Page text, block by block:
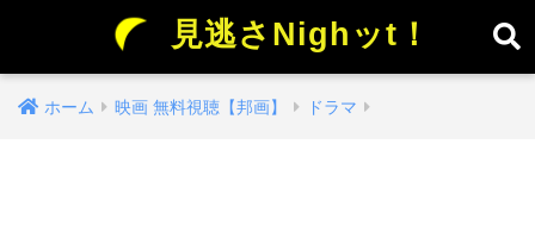
見逃さNighッt！
ホーム 映画 無料視聴【邦画】 ドラマ